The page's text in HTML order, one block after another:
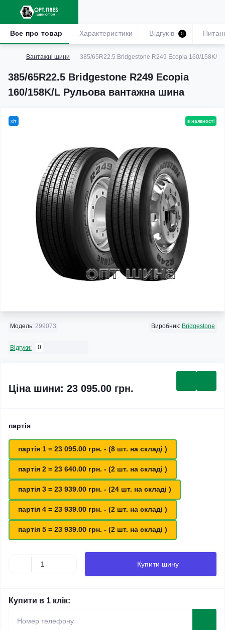
Вантажні шини 385/65R22.5 Bridgestone R249 Ecopia 160/158K/L
385/65R22.5 Bridgestone R249 Ecopia
160/158K/L Рульова вантажна шина
Все про товар Характеристики Відгуків 0
хіт в наявності
Модель: 299073 Виробник: Bridgestone
Відгуки: 0
Ціна шини: 23 095.00 грн.
партія
партія 1 = 23 095.00 грн. - (8 шт. на складі )
партія 2 = 23 640.00 грн. - (2 шт. на складі )
партія 3 = 23 939.00 грн. - (24 шт. на складі )
партія 4 = 23 939.00 грн. - (2 шт. на складі )
партія 5 = 23 939.00 грн. - (2 шт. на складі )
Купити шину
Купити в 1 клік: